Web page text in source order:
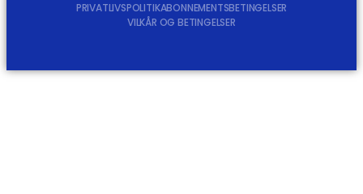
PRIVATLIVSPOLITIKABONNEMENTSBETINGELSER
VILKÅR OG BETINGELSER